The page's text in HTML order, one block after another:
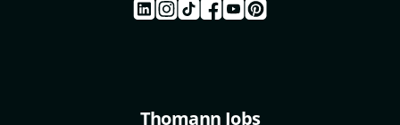
Thomann Jobs